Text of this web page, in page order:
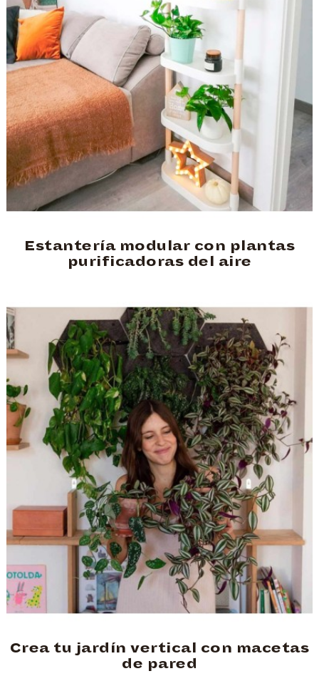
Estantería modular con plantas
purificadoras del aire
Crea tu jardín vertical con macetas
de pared